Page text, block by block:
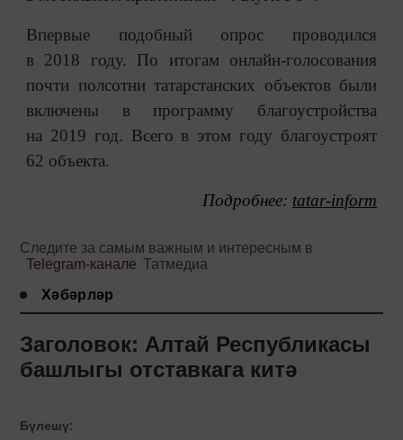
Впервые подобный опрос проводился
в 2018 году. По итогам онлайн-голосования
почти полсотни татарстанских объектов были
включены в программу благоустройства
на 2019 год. Всего в этом году благоустроят
62 объекта.
Подробнее: tatar-inform
Следите за самым важным и интересным в
Telegram-канале Татмедиа
Хәбәрләр
Заголовок: Алтай Республикасы
башлыгы отставкага китә
Бүлешү: